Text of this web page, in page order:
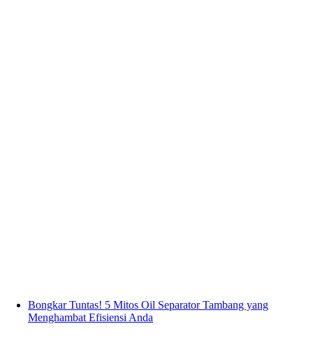
Bongkar Tuntas! 5 Mitos Oil Separator Tambang yang
Menghambat Efisiensi Anda